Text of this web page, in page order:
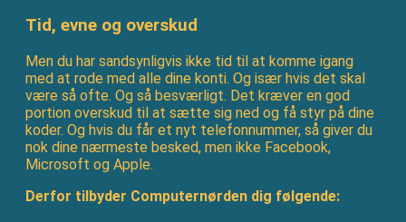
Tid, evne og overskud
Men du har sandsynligvis ikke tid til at komme igang
med at rode med alle dine konti. Og især hvis det skal
være så ofte. Og så besværligt. Det kræver en god
portion overskud til at sætte sig ned og få styr på dine
koder. Og hvis du får et nyt telefonnummer, så giver du
nok dine nærmeste besked, men ikke Facebook,
Microsoft og Apple.
Derfor tilbyder Computernørden dig følgende: